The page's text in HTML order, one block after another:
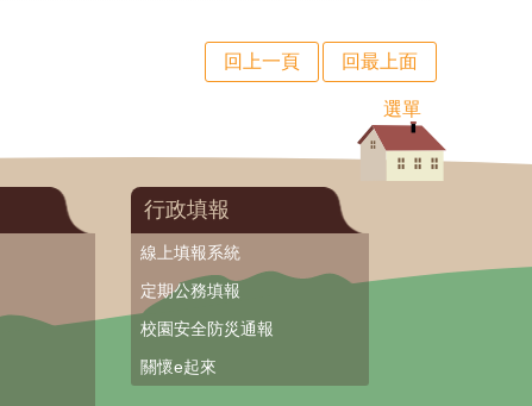
回上一頁 回最上面
選單
行政填報
線上填報系統
定期公務填報
校園安全防災通報
關懷e起來